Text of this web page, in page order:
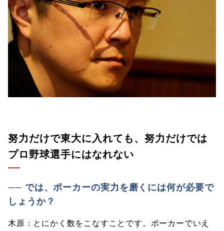
努力だけで東大に入れても、努力だけでは
プロ野球選手にはなれない
── では、ポーカーの実力を磨くには何が必要で
しょうか？
木原：とにかく数をこなすことです。ポーカーでいえ